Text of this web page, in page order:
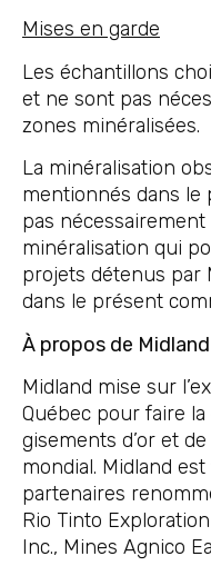
Mises en garde
Les échantillons
et ne sont pas
zones minéralisées.
La minéralisation
mentionnés dans le
pas
minéralisation qui
projets détenus par
dans le présent
À propos de Midland
Midland mise sur
Québec pour faire
gisements d’or et
mondial. Midland
partenaires
Rio Tinto
Inc., Mines Agnico